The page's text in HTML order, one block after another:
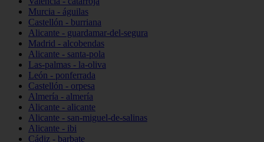
Murcia - águilas
Castellón - burriana
Alicante - guardamar-del-segura
Madrid - alcobendas
Alicante - santa-pola
Las-palmas - la-oliva
León - ponferrada
Castellón - orpesa
Almería - almería
Alicante - alicante
Alicante - san-miguel-de-salinas
Alicante - ibi
Cádiz - barbate